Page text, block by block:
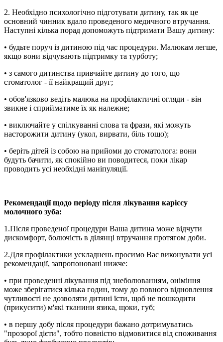
2. Необхідно психологічно підготувати дитину, так як це
основний чинник вдало проведеного медичного втручання.
Наступні кілька порад допоможуть підтримати Вашу дитину:
• будьте поруч із дитиною під час процедури. Малюкам легше,
якщо вони відчувають підтримку та турботу;
• з самого дитинства привчайте дитину до того, що
стоматолог - її найкращий друг;
• обов'язково ведіть малюка на профілактичні огляди - він
звикне і сприйматиме їх як належне;
• виключайте у спілкуванні слова та фрази, які можуть
насторожити дитину (укол, вирвати, біль тощо);
• беріть дітей із собою на прийоми до стоматолога: вони
будуть бачити, як спокійно ви поводитеся, поки лікар
проводить усі необхідні маніпуляції.
Рекомендації щодо періоду після лікування карієсу
молочного зуба:
1.Після проведеної процедури Ваша дитина може відчути
дискомфорт, болючість в ділянці втручання протягом доби.
2.Для профілактики ускладнень просимо Вас виконувати усі
рекомендації, запропоновані нижче:
• при проведенні лікування під знеболюванням, оніміння
може зберігатися кілька годин, тому до повного відновлення
чутливості не дозволяти дитині їсти, щоб не пошкодити
(прикусити) м'які тканини язика, щоки, губ;
• в першу добу після процедури бажано дотримуватись
"прозорої дієти", тобто повністю відмовитися від споживання